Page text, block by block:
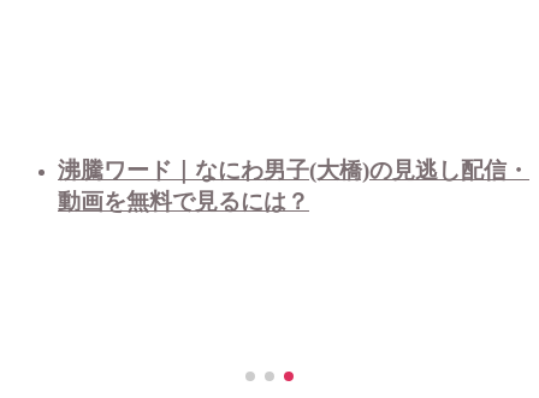
沸騰ワード｜なにわ男子(大橋)の見逃し配信・
動画を無料で見るには？